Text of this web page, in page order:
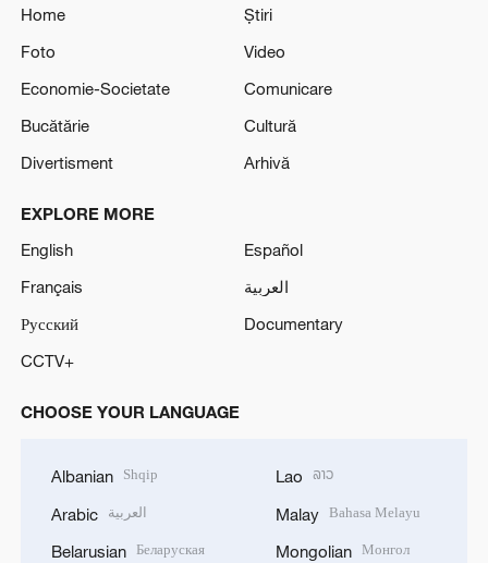
Home
Știri
Foto
Video
Economie-Societate
Comunicare
Bucătărie
Cultură
Divertisment
Arhivă
EXPLORE MORE
English
Español
Français
العربية
Русский
Documentary
CCTV+
CHOOSE YOUR LANGUAGE
Albanian Shqip
Arabic العربية
Belarusian Беларуская
Lao ລາວ
Malay Bahasa Melayu
Mongolian Монгол